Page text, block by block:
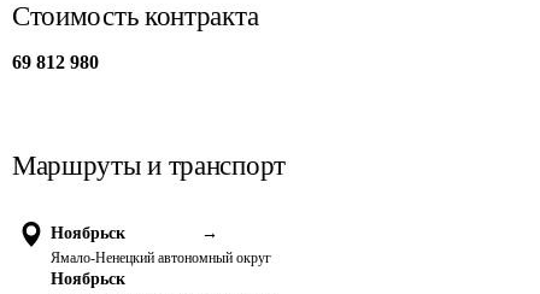
Стоимость контракта
69 812 980
Маршруты и транспорт
Ноябрьск →
Ямало-Ненецкий автономный округ
Ноябрьск